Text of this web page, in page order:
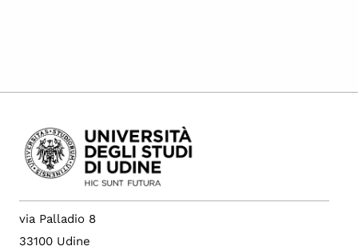
via Palladio 8
33100 Udine